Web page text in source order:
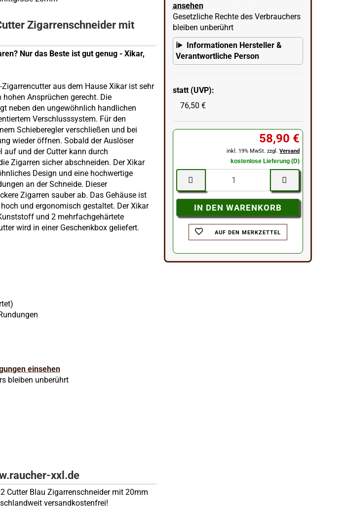
ansehen
Gesetzliche Rechte des Verbrauchers
bleiben unberührt
Informationen Hersteller &
Verantwortliche Person
statt (UVP):
76,50 €
58,90 €
inkl. 19% MwSt. zzgl.Versand
kostenlose Lieferung (D)
AUF DEN MERKZETTEL
Zigarrenschneider mit
Nur das Beste ist gut genug - Xikar,
aus dem Hause Xikar ist sehr
Ansprüchen gerecht. Die
neben den ungewöhnlich handlichen
Verschlusssystem. Für den
Schieberegler verschließen und bei
wieder öffnen. Sobald der Auslöser
auf und der Cutter kann durch
Zigarren sicher abschneiden. Der Xikar
Design und eine hochwertige
an der Schneide. Dieser
Zigarren sauber ab. Das Gehäuse ist
und ergonomisch gestaltet. Der Xikar
und 2 mehrfachgehärtete
wird in einer Geschenkbox geliefert.
einsehen
bleiben unberührt
xxl.de
Cutter Blau Zigarrenschneider mit 20mm
versandkostenfrei!